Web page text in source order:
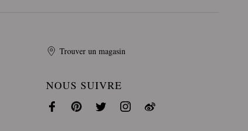
Trouver un magasin
NOUS SUIVRE